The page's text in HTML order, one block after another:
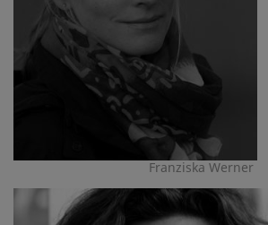
Franziska Werner